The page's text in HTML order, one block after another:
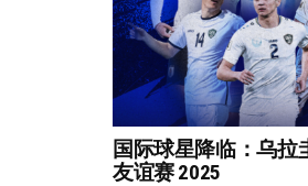
国际球星降临：乌拉
友谊赛 2025